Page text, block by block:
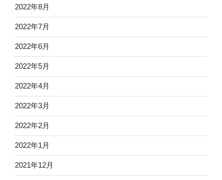
2022年8月
2022年7月
2022年6月
2022年5月
2022年4月
2022年3月
2022年2月
2022年1月
2021年12月